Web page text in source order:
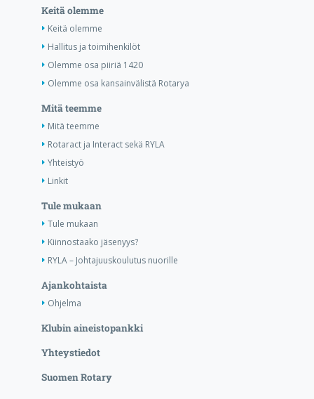
Keitä olemme
Keitä olemme
Hallitus ja toimihenkilöt
Olemme osa piiriä 1420
Olemme osa kansainvälistä Rotarya
Mitä teemme
Mitä teemme
Rotaract ja Interact sekä RYLA
Yhteistyö
Linkit
Tule mukaan
Tule mukaan
Kiinnostaako jäsenyys?
RYLA – Johtajuuskoulutus nuorille
Ajankohtaista
Ohjelma
Klubin aineistopankki
Yhteystiedot
Suomen Rotary